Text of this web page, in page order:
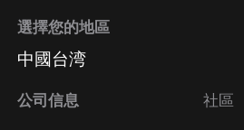
選擇您的地區
中國台湾
公司信息 社區